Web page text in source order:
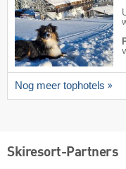
Nog meer tophotels
Skiresort-Partners